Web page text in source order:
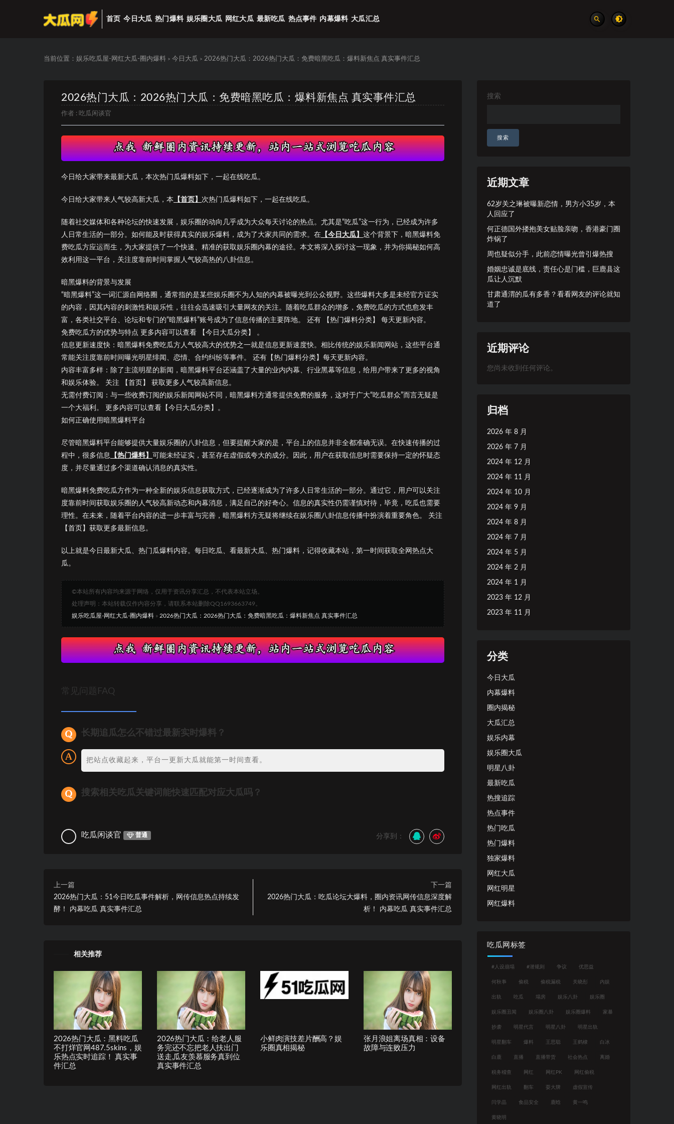
首页 今日大瓜 热门爆料 娱乐圈大瓜 网红大瓜 最新吃瓜 热点事件 内幕爆料 大瓜汇总
当前位置： 娱乐吃瓜屋-网红大瓜-圈内爆料 > 今日大瓜 > 2026热门大瓜：2026热门大瓜：免费暗黑吃瓜：爆料新焦点 真实事件汇总
2026热门大瓜：2026热门大瓜：免费暗黑吃瓜：爆料新焦点 真实事件汇总
作者 : 吃瓜闲谈官
今日给大家带来最新大瓜，本次热门瓜爆料如下，一起在线吃瓜。
今日给大家带来人气较高新大瓜，本 【首页】 次热门瓜爆料如下，一起在线吃瓜。
随着社交媒体和各种论坛的快速发展，娱乐圈的动向几乎成为大众每天讨论的热点。尤其是“吃瓜”这一行为，已经成为许多
人日常生活的一部分。如何能及时获得真实的娱乐爆料，成为了大家共同的需求。在 【今日大瓜】 这个背景下，暗黑爆料免
费吃瓜方应运而生，为大家提供了一个快速、精准的获取娱乐圈内幕的途径。本文将深入探讨这一现象，并为你揭秘如何高
效利用这一平台，关注度靠前时间掌握人气较高热的八卦信息。
暗黑爆料的背景与发展
“暗黑爆料”这一词汇源自网络圈，通常指的是某些娱乐圈不为人知的内幕被曝光到公众视野。这些爆料大多是未经官方证实
的内容，因其内容的刺激性和娱乐性，往往会迅速吸引大量网友的关注。随着吃瓜群众的增多，免费吃瓜的方式也愈发丰
富，各类社交平台、论坛和专门的“暗黑爆料”账号成为了信息传播的主要阵地。 还有 【热门爆料分类】 每天更新内容。
免费吃瓜方的优势与特点 更多内容可以查看 【今日大瓜分类】 。
信息更新速度快：暗黑爆料免费吃瓜方人气较高大的优势之一就是信息更新速度快。相比传统的娱乐新闻网站，这些平台通
常能关注度靠前时间曝光明星绯闻、恋情、合约纠纷等事件。 还有【热门爆料分类】每天更新内容。
内容丰富多样：除了主流明星的新闻，暗黑爆料平台还涵盖了大量的业内内幕、行业黑幕等信息，给用户带来了更多的视角
和娱乐体验。 关注 【首页】 获取更多人气较高新信息。
无需付费订阅：与一些收费订阅的娱乐新闻网站不同，暗黑爆料方通常提供免费的服务，这对于广大“吃瓜群众”而言无疑是
一个大福利。 更多内容可以查看【今日大瓜分类】。
如何正确使用暗黑爆料平台
尽管暗黑爆料平台能够提供大量娱乐圈的八卦信息，但要提醒大家的是，平台上的信息并非全都准确无误。在快速传播的过
程中，很多信息 【热门爆料】
可能未经证实，甚至存在虚假或夸大的成分。因此，用户在获取信息时需要保持一定的怀疑态
度，并尽量通过多个渠道确认消息的真实性。
暗黑爆料免费吃瓜方作为一种全新的娱乐信息获取方式，已经逐渐成为了许多人日常生活的一部分。通过它，用户可以关注
度靠前时间获取娱乐圈的人气较高新动态和内幕消息，满足自己的好奇心。信息的真实性仍需谨慎对待，毕竟，吃瓜也需要
理性。在未来，随着平台内容的进一步丰富与完善，暗黑爆料方无疑将继续在娱乐圈八卦信息传播中扮演着重要角色。 关注
【首页】获取更多最新信息。
以上就是今日最新大瓜、热门瓜爆料内容。每日吃瓜、看最新大瓜、热门爆料，记得收藏本站，第一时间获取全网热点大
瓜。
©本站所有内容均来源于网络，仅用于资讯分享汇总，不代表本站立场。
处理声明：本站转载仅作内容分享，请联系本站删除QQ1693663749。
娱乐吃瓜屋-网红大瓜-圈内爆料 » 2026热门大瓜：2026热门大瓜：免费暗黑吃瓜：爆料新焦点 真实事件汇总
常见问题FAQ
长期追瓜怎么不错过最新实时爆料？
把站点收藏起来，平台一更新大瓜就能第一时间查看。
搜索相关吃瓜关键词能快速匹配对应大瓜吗？
吃瓜闲谈官 普通 分享到：
上一篇
2026热门大瓜：51今日吃瓜事件解析，网传信息热点持续发
酵！ 内幕吃瓜 真实事件汇总
下一篇
2026热门大瓜：吃瓜论坛大爆料，圈内资讯网传信息深度解
析！ 内幕吃瓜 真实事件汇总
相关推荐
2026热门大瓜：黑料吃瓜
不打烊官网487.5skins，娱
乐热点实时追踪！ 真实事
件汇总
2026热门大瓜：给老人服
务完还不忘把老人扶出门
送走,瓜友羡慕服务真到位
真实事件汇总
小鲜肉演技差片酬高？娱
乐圈真相揭秘
张月浪姐离场真相：设备
故障与连败压力
搜索
搜索
近期文章
62岁关之琳被曝新恋情，男方小35岁，本
人回应了
何正德国外搂抱美女贴脸亲吻，香港豪门圈
炸锅了
周也疑似分手，此前恋情曝光曾引爆热搜
婚姻忠诚是底线，责任心是门槛，巨鹿县这
瓜让人沉默
甘肃通渭的瓜有多香？看看网友的评论就知
道了
近期评论
您尚未收到任何评论。
归档
2026 年 8 月
2026 年 7 月
2024 年 12 月
2024 年 11 月
2024 年 10 月
2024 年 9 月
2024 年 8 月
2024 年 7 月
2024 年 5 月
2024 年 2 月
2024 年 1 月
2023 年 12 月
2023 年 11 月
分类
今日大瓜
内幕爆料
圈内揭秘
大瓜汇总
娱乐内幕
娱乐圈大瓜
明星八卦
最新吃瓜
热搜追踪
热点事件
热门吃瓜
热门爆料
独家爆料
网红大瓜
网红明星
网红爆料
吃瓜网标签
#人设崩塌 #潜规则 争议 优思益
何秋亊 偷税 偷税漏税 关晓彤 内娱
出轨 吃瓜 塌房 娱乐八卦 娱乐圈
娱乐圈丑闻 娱乐圈八卦 娱乐圈爆料 家暴
抄袭 明星代言 明星八卦 明星出轨
明星翻车 爆料 王思聪 王鹤棣 白冰
白鹿 直播 直播带货 社会热点 离婚
税务稽查 网红 网红PK 网红偷税
网红出轨 翻车 耍大牌 虚假宣传
闫学晶 食品安全 鹿晗 黄一鸣
黄晓明